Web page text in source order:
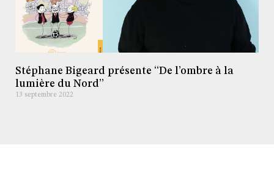
Stéphane Bigeard présente “De l’ombre à la
lumière du Nord”
13 septembre 2022